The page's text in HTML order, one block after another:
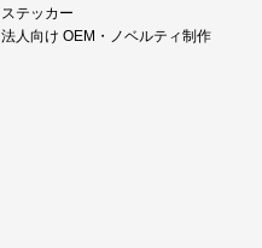
ステッカー
法人向け OEM・ノベルティ制作